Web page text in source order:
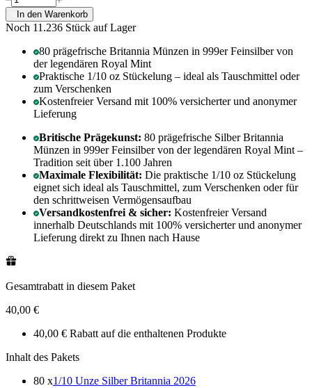
In den Warenkorb
Noch 11.236 Stück auf Lager
80 prägefrische Britannia Münzen in 999er Feinsilber von
der legendären Royal Mint
Praktische 1/10 oz Stückelung – ideal als Tauschmittel oder
zum Verschenken
Kostenfreier Versand mit 100% versicherter und anonymer
Lieferung
Britische Prägekunst: 80 prägefrische Silber Britannia
Münzen in 999er Feinsilber von der legendären Royal Mint –
Tradition seit über 1.100 Jahren
Maximale Flexibilität: Die praktische 1/10 oz Stückelung
eignet sich ideal als Tauschmittel, zum Verschenken oder für
den schrittweisen Vermögensaufbau
Versandkostenfrei & sicher: Kostenfreier Versand
innerhalb Deutschlands mit 100% versicherter und anonymer
Lieferung direkt zu Ihnen nach Hause
Gesamtrabatt in diesem Paket
40,00 €
40,00 € Rabatt auf die enthaltenen Produkte
Inhalt des Pakets
80 x1/10 Unze Silber Britannia 2026